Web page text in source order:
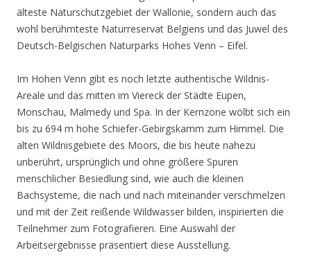
älteste Naturschutzgebiet der Wallonie, sondern auch das
wohl berühmteste Naturreservat Belgiens und das Juwel des
Deutsch-Belgischen Naturparks Hohes Venn – Eifel.
Im Hohen Venn gibt es noch letzte authentische Wildnis-
Areale und das mitten im Viereck der Städte Eupen,
Monschau, Malmedy und Spa. In der Kernzone wölbt sich ein
bis zu 694 m hohe Schiefer-Gebirgskamm zum Himmel. Die
alten Wildnisgebiete des Moors, die bis heute nahezu
unberührt, ursprünglich und ohne größere Spuren
menschlicher Besiedlung sind, wie auch die kleinen
Bachsysteme, die nach und nach miteinander verschmelzen
und mit der Zeit reißende Wildwasser bilden, inspirierten die
Teilnehmer zum Fotografieren. Eine Auswahl der
Arbeitsergebnisse präsentiert diese Ausstellung.